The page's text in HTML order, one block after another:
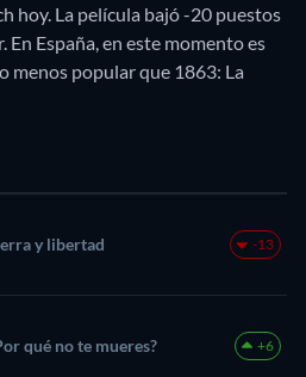
hoy. La película bajó -20 puestos
En España, en este momento es
menos popular que 1863: La
y libertad -13
qué no te mueres? +6